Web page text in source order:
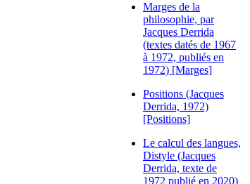
Marges de la
philosophie, par
Jacques Derrida
(textes datés de 1967
à 1972, publiés en
1972) [Marges]
Positions (Jacques
Derrida, 1972)
[Positions]
Le calcul des langues,
Distyle (Jacques
Derrida, texte de
1972 publié en 2020)